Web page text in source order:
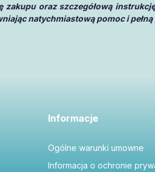
oraz szczegółową
natychmiastową pomoc i
Informacje
Ogólne warunki umowne
Informacja o ochronie